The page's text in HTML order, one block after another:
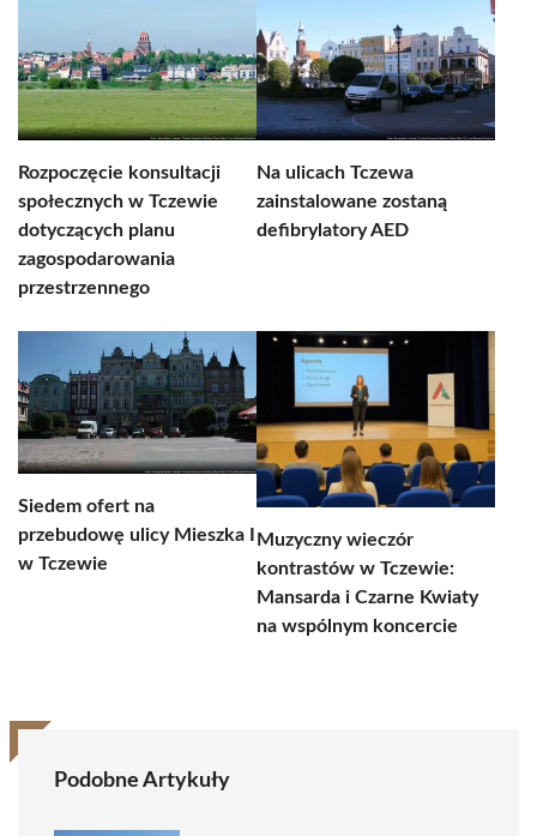
Rozpoczęcie konsultacji
społecznych w Tczewie
dotyczących planu
zagospodarowania
przestrzennego
Na ulicach Tczewa
zainstalowane zostaną
defibrylatory AED
Siedem ofert na
przebudowę ulicy Mieszka I
w Tczewie
Muzyczny wieczór
kontrastów w Tczewie:
Mansarda i Czarne Kwiaty
na wspólnym koncercie
Podobne Artykuły